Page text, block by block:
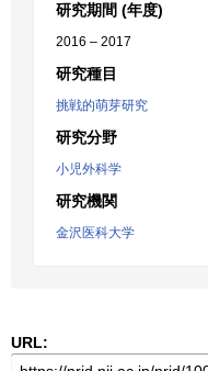
研究期間 (年度)
2016 – 2017
研究種目
挑戦的萌芽研究
研究分野
小児外科学
研究機関
金沢医科大学
URL: